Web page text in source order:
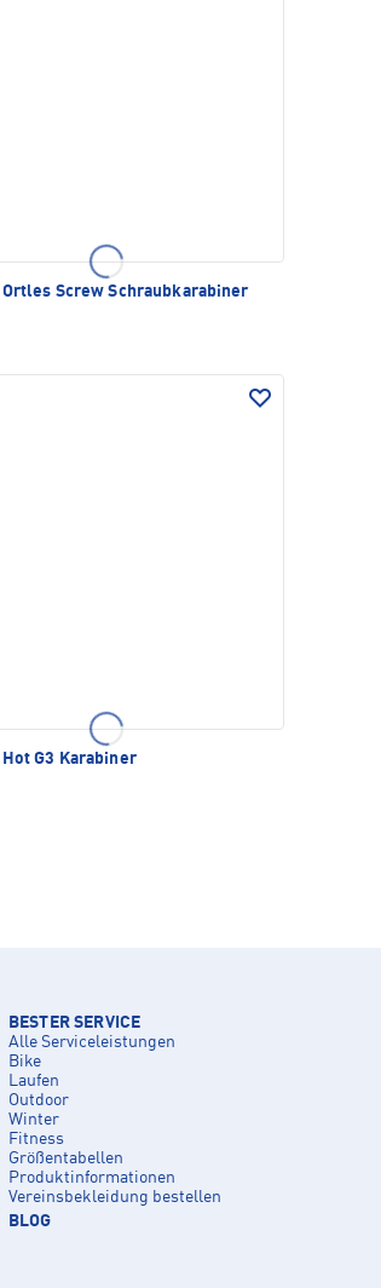
Ortles Screw Schraubkarabiner
Hot G3 Karabiner
BESTER SERVICE
Alle Serviceleistungen
Bike
Laufen
Outdoor
Winter
Fitness
Größentabellen
Produktinformationen
Vereinsbekleidung bestellen
BLOG